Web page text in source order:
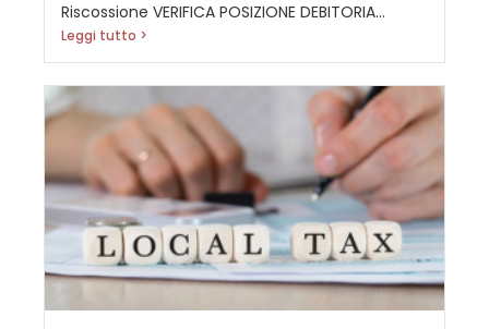
Riscossione VERIFICA POSIZIONE DEBITORIA...
Leggi tutto >